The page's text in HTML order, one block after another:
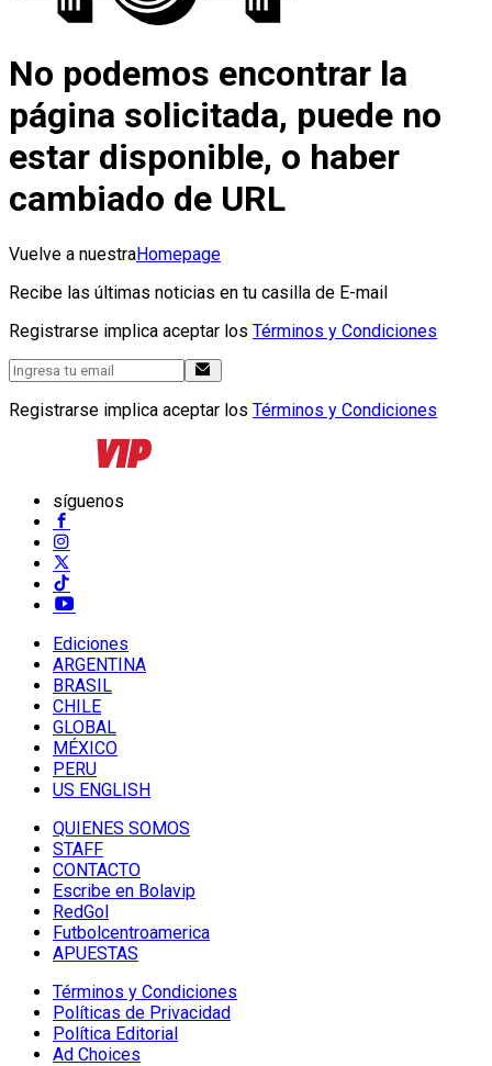
No podemos encontrar la
página solicitada, puede no
estar disponible, o haber
cambiado de URL
Vuelve a nuestraHomepage
Recibe las últimas noticias en tu casilla de E-mail
Registrarse implica aceptar los Términos y Condiciones
Registrarse implica aceptar los Términos y Condiciones
síguenos
Ediciones
ARGENTINA
BRASIL
CHILE
GLOBAL
MÉXICO
PERU
US ENGLISH
QUIENES SOMOS
STAFF
CONTACTO
Escribe en Bolavip
RedGol
Futbolcentroamerica
APUESTAS
Términos y Condiciones
Políticas de Privacidad
Política Editorial
Ad Choices